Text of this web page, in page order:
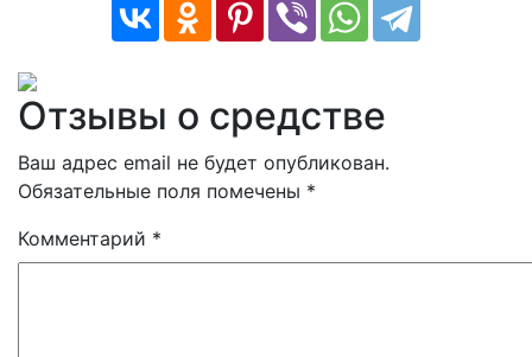
Отзывы о средстве
Ваш адрес email не будет опубликован.
Обязательные поля помечены *
Комментарий *